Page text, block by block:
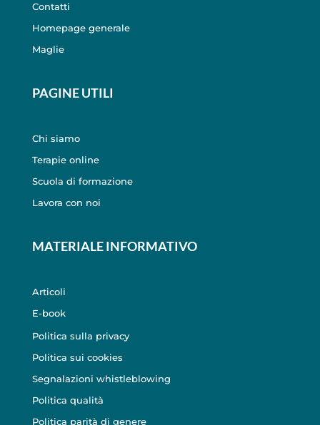
Contatti
Homepage generale
Maglie
PAGINE UTILI
Chi siamo
Terapie online
Scuola di formazione
Lavora con noi
MATERIALE INFORMATIVO
Articoli
E-book
Politica sulla privacy
Politica sui cookies
Segnalazioni whistleblowing
Politica qualità
Politica parità di genere